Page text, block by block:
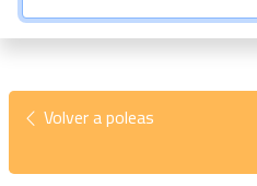
Volver a poleas